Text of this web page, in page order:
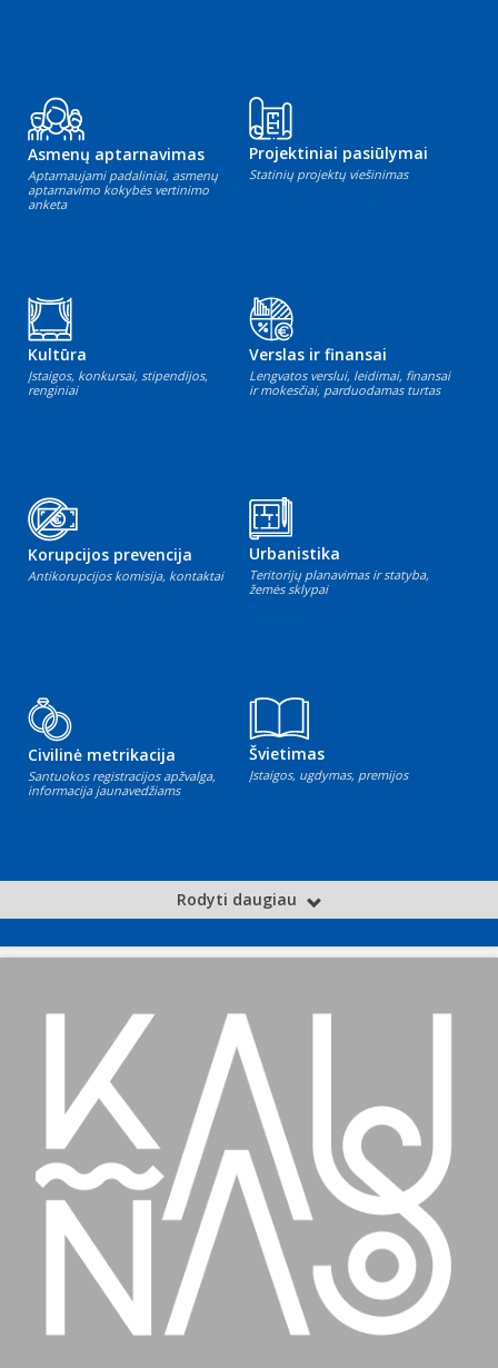
Asmenų aptarnavimas
Aptarnaujami padaliniai, asmenų
aptarnavimo kokybės vertinimo
anketa
Projektiniai pasiūlymai
Statinių projektų viešinimas
Kultūra
Įstaigos, konkursai, stipendijos,
renginiai
Verslas ir finansai
Lengvatos verslui, leidimai, finansai
ir mokesčiai, parduodamas turtas
Korupcijos prevencija
Antikorupcijos komisija, kontaktai
Urbanistika
Teritorijų planavimas ir statyba,
žemės sklypai
Civilinė metrikacija
Santuokos registracijos apžvalga,
informacija jaunavedžiams
Švietimas
Įstaigos, ugdymas, premijos
Rodyti daugiau